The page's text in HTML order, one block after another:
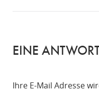
EINE
Ihre E-Mail Adresse